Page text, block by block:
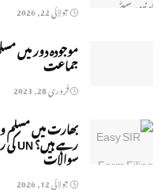
جولائی 22, 2026
موجودہ دور میں
جماعت
فروری 28, 2023
بھارت میں مسلم
سوالات
جولائی 12, 2026